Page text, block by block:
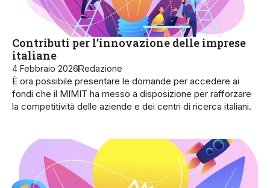
Contributi per l’innovazione delle imprese
italiane
4 Febbraio 2026Redazione
È ora possibile presentare le domande per accedere ai
fondi che il MIMIT ha messo a disposizione per rafforzare
la competitività delle aziende e dei centri di ricerca italiani.